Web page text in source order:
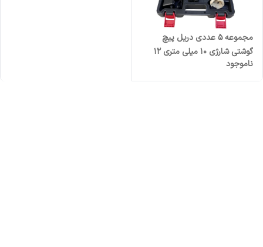
مجموعه 5 عددی دریل پیچ
گوشتی شارژی 10 میلی متری 12
ولت لکسون مدل 3701Q
ناموجود